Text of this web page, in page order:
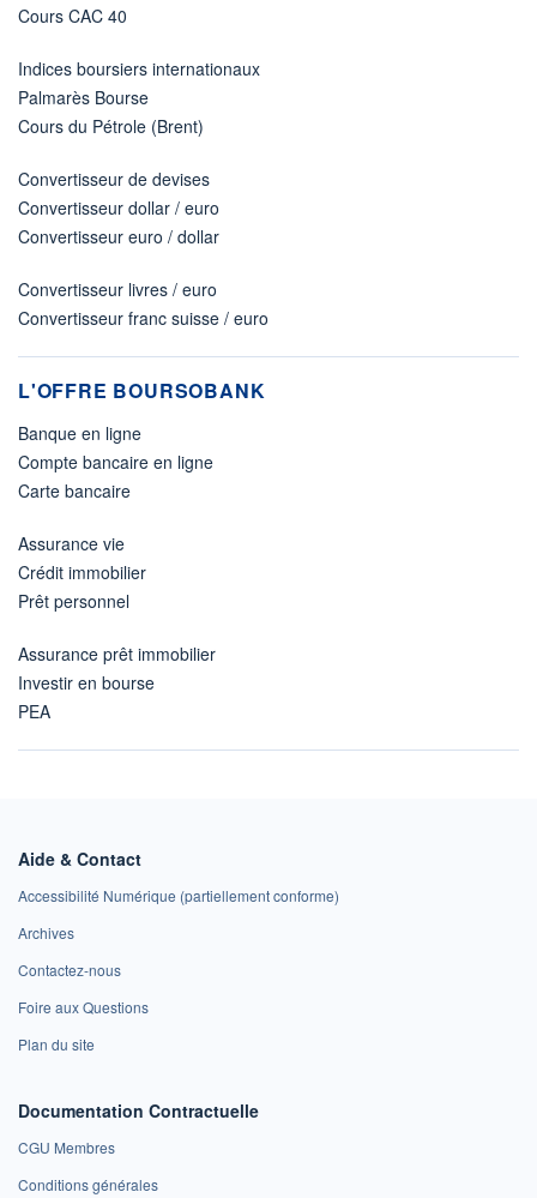
Cours CAC 40
Indices boursiers internationaux
Palmarès Bourse
Cours du Pétrole (Brent)
Convertisseur de devises
Convertisseur dollar / euro
Convertisseur euro / dollar
Convertisseur livres / euro
Convertisseur franc suisse / euro
L'OFFRE BOURSOBANK
Banque en ligne
Compte bancaire en ligne
Carte bancaire
Assurance vie
Crédit immobilier
Prêt personnel
Assurance prêt immobilier
Investir en bourse
PEA
Aide & Contact
Accessibilité Numérique (partiellement conforme)
Archives
Contactez-nous
Foire aux Questions
Plan du site
Documentation Contractuelle
CGU Membres
Conditions générales